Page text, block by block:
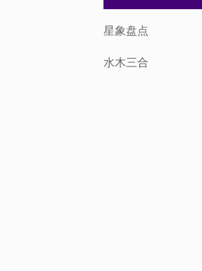
星象盘点
水木三合